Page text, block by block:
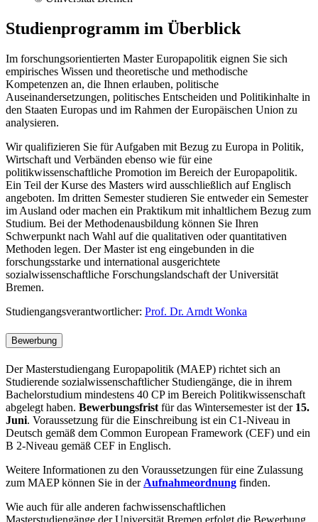
Studienprogramm im Überblick
Im forschungsorientierten Master Europapolitik eignen Sie sich
empirisches Wissen und theoretische und methodische
Kompetenzen an, die Ihnen erlauben, politische
Auseinandersetzungen, politisches Entscheiden und Politikinhalte in
den Staaten Europas und im Rahmen der Europäischen Union zu
analysieren.
Wir qualifizieren Sie für Aufgaben mit Bezug zu Europa in Politik,
Wirtschaft und Verbänden ebenso wie für eine
politikwissenschaftliche Promotion im Bereich der Europapolitik.
Ein Teil der Kurse des Masters wird ausschließlich auf Englisch
angeboten. Im dritten Semester studieren Sie entweder ein Semester
im Ausland oder machen ein Praktikum mit inhaltlichem Bezug zum
Studium. Bei der Methodenausbildung können Sie Ihren
Schwerpunkt nach Wahl auf die qualitativen oder quantitativen
Methoden legen. Der Master ist eng eingebunden in die
forschungsstarke und international ausgerichtete
sozialwissenschaftliche Forschungslandschaft der Universität
Bremen.
Studiengangsverantwortlicher: Prof. Dr. Arndt Wonka
Bewerbung
Der Masterstudiengang Europapolitik (MAEP) richtet sich an
Studierende sozialwissenschaftlicher Studiengänge, die in ihrem
Bachelorstudium mindestens 40 CP im Bereich Politikwissenschaft
abgelegt haben. Bewerbungsfrist für das Wintersemester ist der 15.
Juni. Voraussetzung für die Einschreibung ist ein C1-Niveau in
Deutsch gemäß dem Common European Framework (CEF) und ein
B 2-Niveau gemäß CEF in Englisch.
Weitere Informationen zu den Voraussetzungen für eine Zulassung
zum MAEP können Sie in der Aufnahmeordnung finden.
Wie auch für alle anderen fachwissenschaftlichen
Masterstudiengänge der Universität Bremen erfolgt die Bewerbung